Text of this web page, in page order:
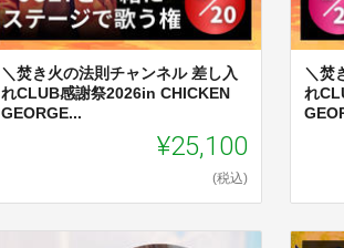
＼焚き火の法則チャンネル 差し入
れCLUB感謝祭2026in CHICKEN
GEORGE...
¥25,100
(税込)
＼焚
れ